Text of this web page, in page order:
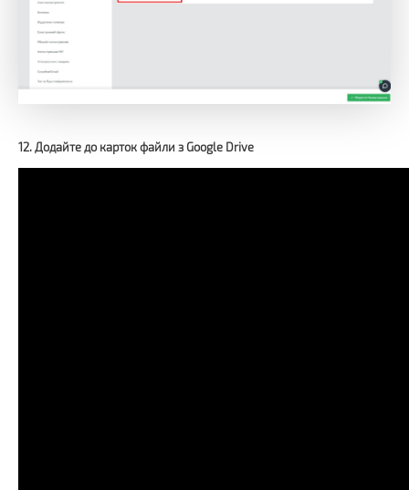
12. Додайте до карток файли з Google Drive